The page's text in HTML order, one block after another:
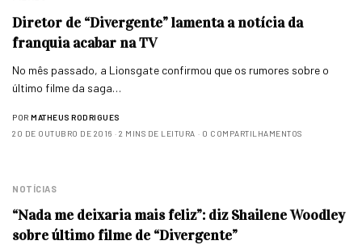
Diretor de “Divergente” lamenta a notícia da
franquia acabar na TV
No mês passado, a Lionsgate confirmou que os rumores sobre o
último filme da saga…
POR MATHEUS RODRIGUES
20 DE OUTUBRO DE 2016
2 MINS DE LEITURA 0 COMPARTILHAMENTOS
NOTÍCIAS
“Nada me deixaria mais feliz”: diz Shailene Woodley
sobre último filme de “Divergente”